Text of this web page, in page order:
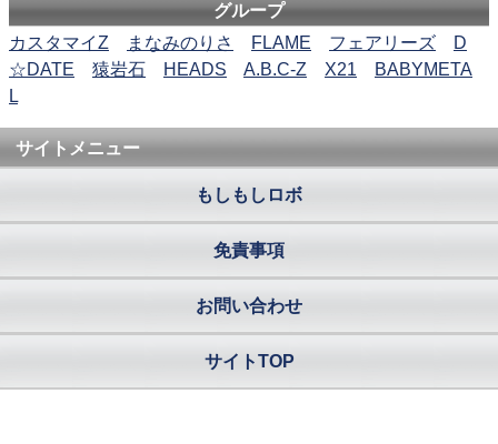
グループ
カスタマイZ
まなみのりさ FLAME フェアリーズ
D
☆DATE
猿岩石 HEADS A.B.C-Z X21
BABYMETA
L
サイトメニュー
もしもしロボ
免責事項
お問い合わせ
サイトTOP